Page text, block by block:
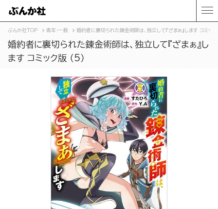
ぶんか社TOP 青年・一般 婚約者に裏切られた錬金術師は、独立して『ざまぁ』します コミック
婚約者に裏切られた錬金術師は、独立して『ざまぁ』し
ます コミック版 （5）